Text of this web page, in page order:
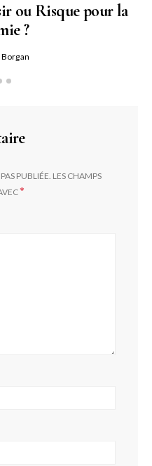
ou Risque pour la
?
PUBLIÉE. LES CHAMPS
*